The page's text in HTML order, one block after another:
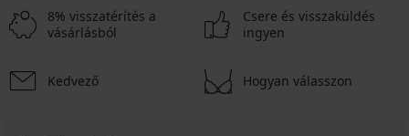
8% visszatérítés a
vásárlásból
Csere és visszaküldés
ingyen
Kedvező Hogyan válasszon